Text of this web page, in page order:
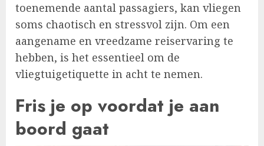
toenemende aantal passagiers, kan vliegen
soms chaotisch en stressvol zijn. Om een
aangename en vreedzame reiservaring te
hebben, is het essentieel om de
vliegtuigetiquette in acht te nemen.
Fris je op voordat je aan
boord gaat